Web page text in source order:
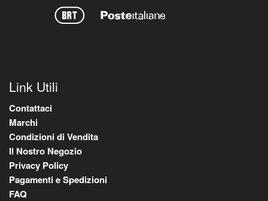
Link Utili
Contattaci
Marchi
Condizioni di Vendita
Il Nostro Negozio
Privacy Policy
Pagamenti e Spedizioni
FAQ